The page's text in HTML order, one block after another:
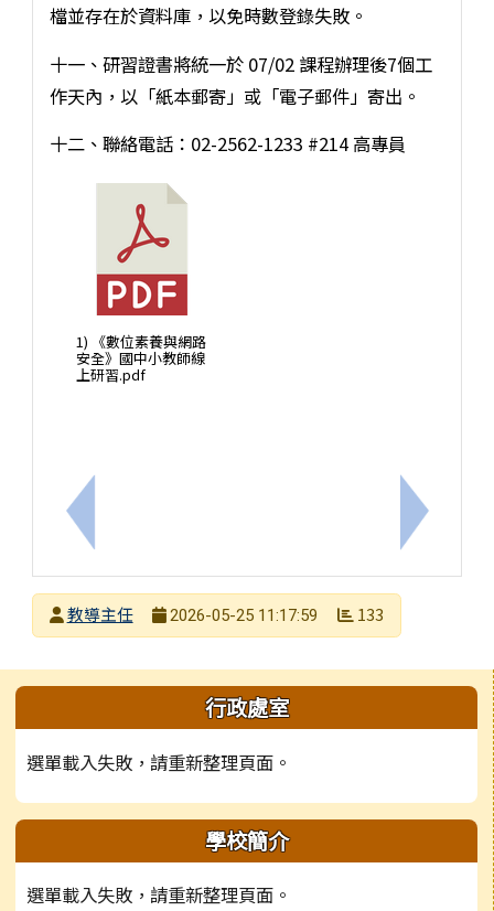
上一筆：檢送衛生福利部國民健康署提供之「電子
檔並存在於資料庫，以免時數登錄失敗。
十一、研習證書將統一於 07/02 課程辦理後7個工
作天內，以「紙本郵寄」或「電子郵件」寄出。
十二、聯絡電話：02-2562-1233 #214 高專員
1) 《數位素養與網路
安全》國中小教師線
上研習.pdf
下一筆：
發布者
教導主任
2026-05-25 11:17:59 133
左邊區域內容 行政處室
選單載入失敗，請重新整理頁面。
學校簡介
選單載入失敗，請重新整理頁面。